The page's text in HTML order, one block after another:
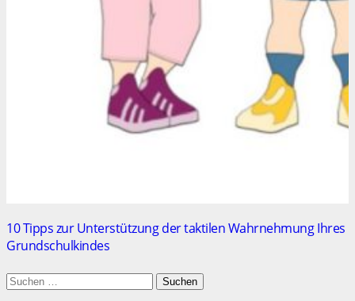
10 Tipps zur Unterstützung der taktilen Wahrnehmung Ihres
Grundschulkindes
Suchen
nach: